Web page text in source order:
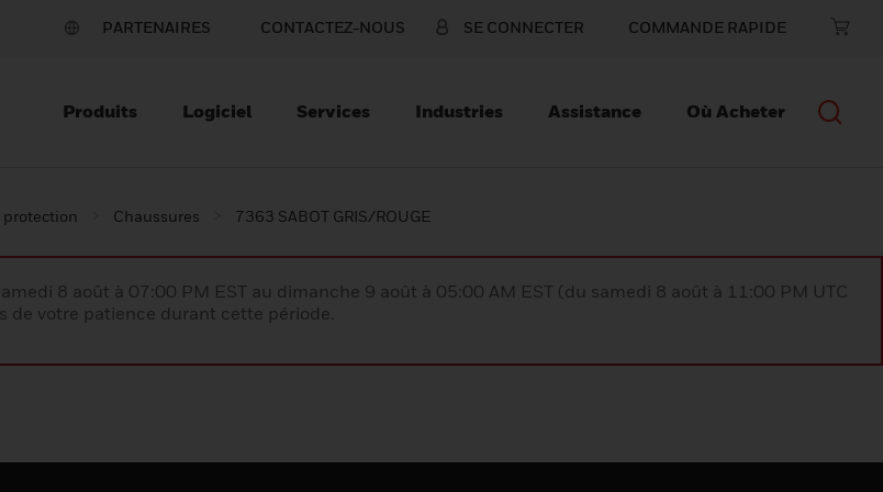
PARTENAIRES CONTACTEZ-NOUS SE CONNECTER COMMANDE RAPIDE
Produits Logiciel Services Industries Assistance Où Acheter
protection Chaussures 7363 SABOT GRIS/ROUGE
8 août à 07:00 PM EST au dimanche 9 août à 05:00 AM EST (du samedi 8 août à 11:00 PM UTC
de votre patience durant cette période.